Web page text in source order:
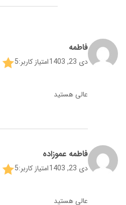
فاطمه
دی 23, 1403 امتیاز کاربر:5
عالی هستید
فاطمه عموزاده
دی 23, 1403 امتیاز کاربر:5
عالی هستید